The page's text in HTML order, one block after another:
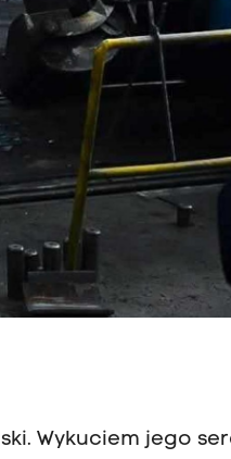
Wykuciem jego